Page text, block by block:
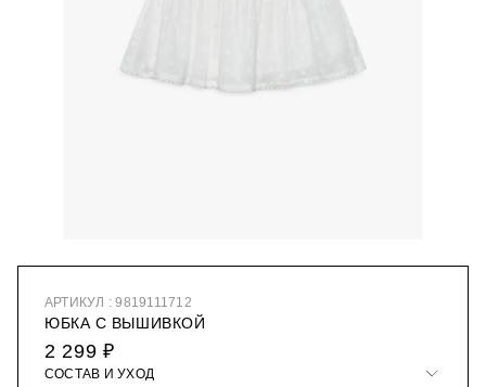
АРТИКУЛ : 9819111712
ЮБКА С ВЫШИВКОЙ
2 299 ₽
СОСТАВ И УХОД